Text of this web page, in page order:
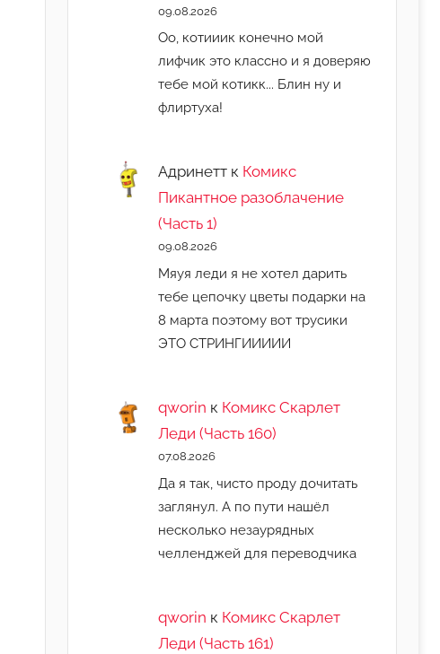
09.08.2026
Оо, котииик конечно мой
лифчик это классно и я доверяю
тебе мой котикк... Блин ну и
флиртуха!
Адринетт к Комикс
Пикантное разоблачение
(Часть 1)
09.08.2026
Мяуя леди я не хотел дарить
тебе цепочку цветы подарки на
8 марта поэтому вот трусики
ЭТО СТРИНГИИИИИ
qworin к Комикс Скарлет
Леди (Часть 160)
07.08.2026
Да я так, чисто проду дочитать
заглянул. А по пути нашёл
несколько незаурядных
челленджей для переводчика
qworin к Комикс Скарлет
Леди (Часть 161)